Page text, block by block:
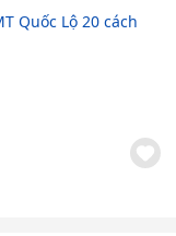
Quốc Lộ 20 cách